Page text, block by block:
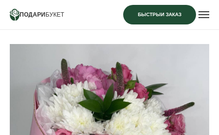
ПОДАРИ БУКЕТ БЫСТРЫЙ ЗАКАЗ